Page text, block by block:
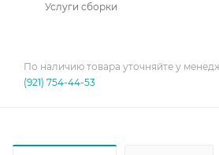
Услуги сборки
По наличию товара уточняйте у
(921) 754-44-53